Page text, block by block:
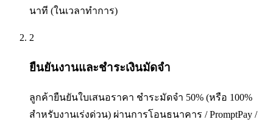
นาที (ในเวลาทำการ)
2
ยืนยันงานและชำระเงินมัดจำ
ลูกค้ายืนยันใบเสนอราคา ชำระมัดจำ 50% (หรือ 100%
สำหรับงานเร่งด่วน) ผ่านการโอนธนาคาร / PromptPay /